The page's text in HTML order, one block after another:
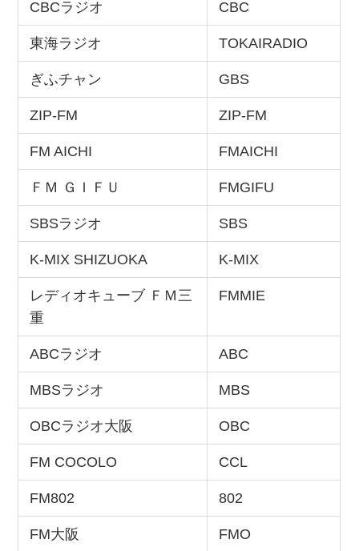
CBCラジオ CBC
東海ラジオ TOKAIRADIO
ぎふチャン GBS
ZIP-FM ZIP-FM
FM AICHI FMAICHI
ＦＭ ＧＩＦＵ FMGIFU
SBSラジオ SBS
K-MIX SHIZUOKA K-MIX
レディオキューブ ＦＭ三
重
FMMIE
ABCラジオ ABC
MBSラジオ MBS
OBCラジオ大阪 OBC
FM COCOLO CCL
FM802 802
FM大阪 FMO